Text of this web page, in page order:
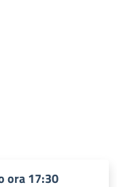
ora 17:30